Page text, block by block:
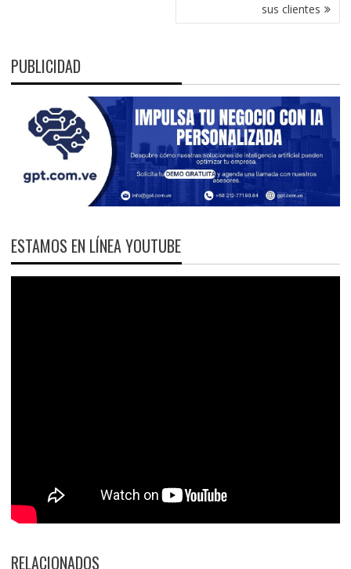
sus clientes
PUBLICIDAD
ESTAMOS EN LÍNEA YOUTUBE
RELACIONADOS